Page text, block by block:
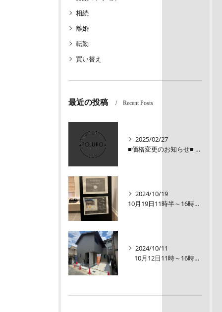
相続
離婚
転勤
買い替え
最近の投稿 Recent Posts
2025/02/27
■価格変更のお知らせ■ メロディーハイム三条堺町2階
2024/10/19
10月19日11時半～16時00【オープンルーム】伏見区醍醐大構町新築戸建
2024/10/11
10月12日11時～16時【オープンルーム】伏見区醍醐大構町 新築戸建て